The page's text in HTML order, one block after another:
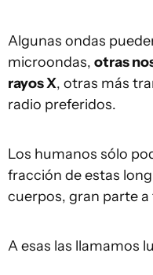
Algunas ondas
microondas, otras
rayos X, otras más
radio preferidos.
Los humanos sólo
fracción de estas
cuerpos, gran parte
A esas las llamamos